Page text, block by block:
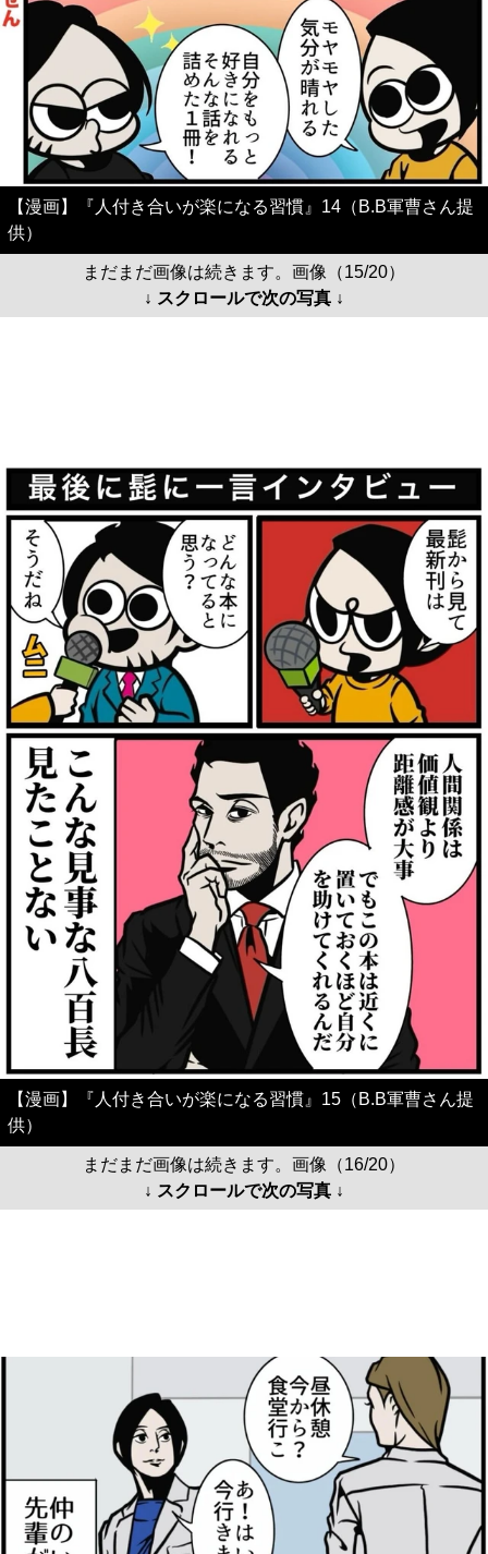
【漫画】『人付き合いが楽になる習慣』14（B.B軍曹さん提
供）
まだまだ画像は続きます。画像（15/20）
↓ スクロールで次の写真 ↓
【漫画】『人付き合いが楽になる習慣』15（B.B軍曹さん提
供）
まだまだ画像は続きます。画像（16/20）
↓ スクロールで次の写真 ↓